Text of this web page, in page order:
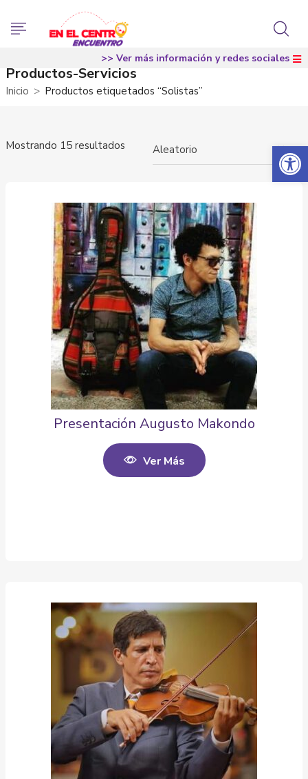
Abrir
Productos-Servicios
Inicio Productos etiquetados “Solistas”
>> Ver más información y redes sociales
Mostrando 15 resultados ×
Aleatorio
Presentación Augusto Makondo
Ver Más